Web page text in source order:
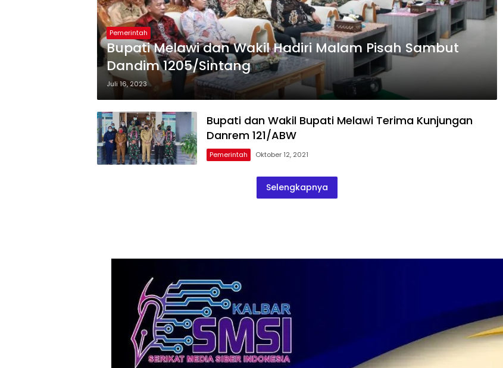
Pemerintah
Bupati Melawi dan Wakil Hadiri Malam Pisah Sambut
Dandim 1205/Sintang
Juli 16, 2023
Bupati dan Wakil Bupati Melawi Terima Kunjungan
Danrem 121/ABW
Pemerintah Oktober 12, 2021
Selengkapnya